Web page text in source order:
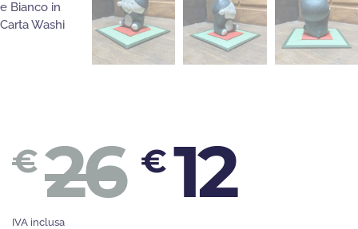
€ 26IL
€ 12IL
IVA inclusa